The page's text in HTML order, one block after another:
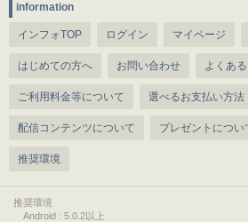
information
インフォTOP ログイン マイページ
はじめての方へ お問い合わせ よくあ
ご利用料金等について 選べるお支払い方法
配信コンテンツについて プレゼントについ
推奨環境
推奨環境
Android : 5.0.2以上